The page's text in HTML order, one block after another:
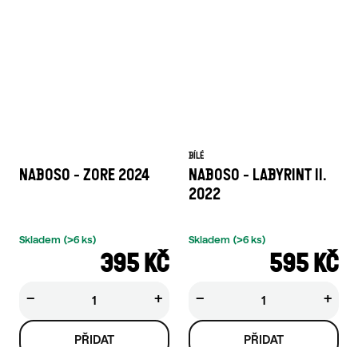
NABOSO - ZORE 2024
395 KČ
Skladem (>6 ks)
+
−
BÍLÉ
NABOSO - LABYRINT II.
2022
595 KČ
Skladem (>6 ks)
+
−